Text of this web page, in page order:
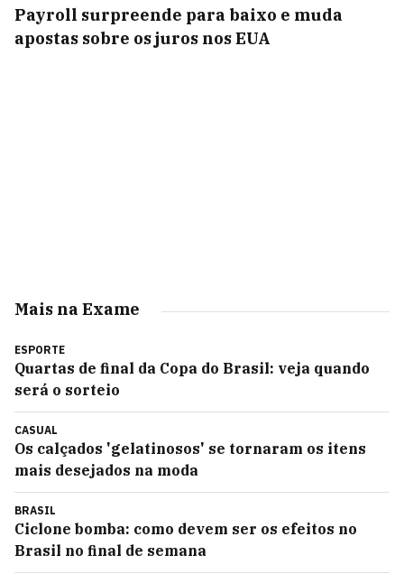
Payroll surpreende para baixo e muda
apostas sobre os juros nos EUA
Mais na Exame
ESPORTE
Quartas de final da Copa do Brasil: veja quando
será o sorteio
CASUAL
Os calçados 'gelatinosos' se tornaram os itens
mais desejados na moda
BRASIL
Ciclone bomba: como devem ser os efeitos no
Brasil no final de semana